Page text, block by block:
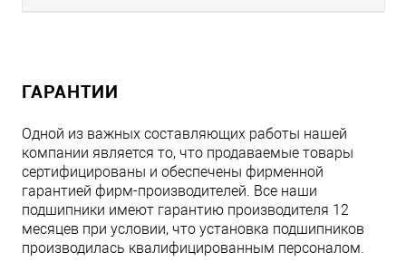
ГАРАНТИИ
Одной из важных составляющих работы нашей
компании является то, что продаваемые товары
сертифицированы и обеспечены фирменной
гарантией фирм-производителей. Все наши
подшипники имеют гарантию производителя 12
месяцев при условии, что установка подшипников
производилась квалифицированным персоналом.